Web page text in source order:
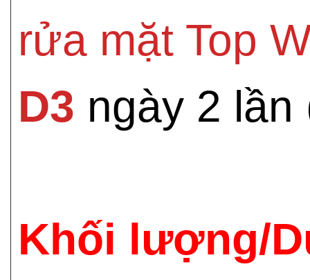
rửa mặt Top
D3 ngày 2
Khối lượng/